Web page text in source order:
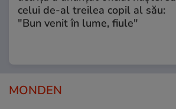
celui de-al treilea copil al său:
"Bun venit în lume, fiule"
MONDEN